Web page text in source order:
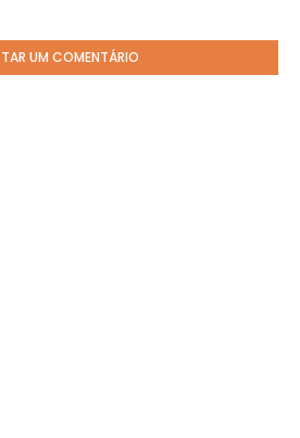
UM COMENTÁRIO